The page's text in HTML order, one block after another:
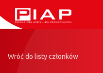
Wróć do listy członków